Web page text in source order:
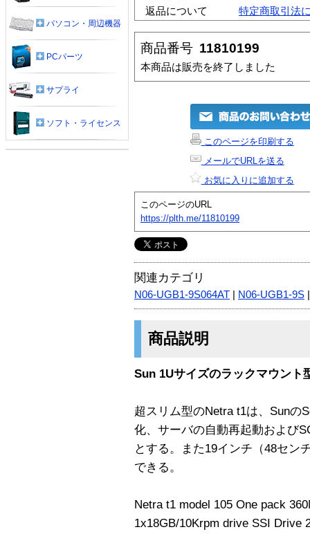
返品について
特定商取引法
商品番号 11810199
本商品は販売を終了しました
このページを印刷する
メールでURLを送る
お気に入りに追加する
このページのURL
https://plth.me/11810199
関連カテゴリ
N06-UGB1-9S064AT N06-UGB1-9S
商品説明
Sun 1Uサイズのラックマウント
超スリム型のNetra t1は、Sunの
化、サーバの自動再起動および
とする。また19インチ（48セン
できる。
Netra t1 model 105 One pack
1x18GB/10Krpm drive SSI Drive
パソコン・周辺機器
PCパーツ
サプライ
ソフト・ライセンス